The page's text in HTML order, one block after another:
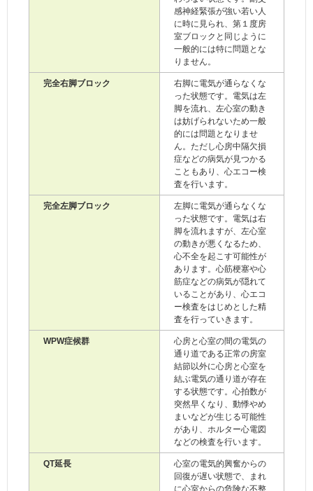
感神経緊張が強い若い人
に時に見られ、第１度房
室ブロックと同じように
一般的には特に問題とな
りません。
完全右脚ブロック
右脚に電気が通らなくな
った状態です。電気は左
脚を流れ、左心室の動き
は妨げられないため一般
的には問題となりませ
ん。ただし心房中隔欠損
症などの病気が見つかる
こともあり、心エコー検
査を行います。
完全左脚ブロック
左脚に電気が通らなくな
った状態です。電気は右
脚を流れますが、左心室
の動きが悪くなるため、
心不全を起こす可能性が
あります。心筋梗塞や心
筋症などの病気が隠れて
いることがあり、心エコ
ー検査をはじめとした精
査を行っていきます。
WPW症候群
心房と心室の間の電気の
通り道である正常の房室
結節以外に心房と心室を
結ぶ電気の通り道が存在
する状態です。心拍数が
突然早くなり、動悸やめ
まいなどが生じる可能性
があり、ホルター心電図
などの検査を行います。
QT延長
心室の電気的興奮からの
回復が遅い状態で、まれ
に心室からの危険な不整